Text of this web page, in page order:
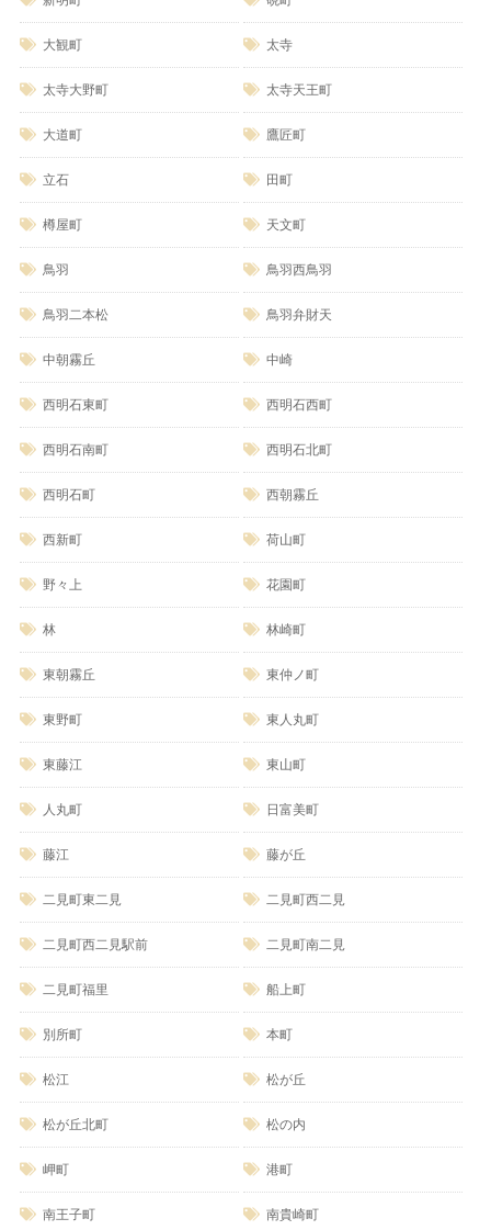
大観町 太寺
太寺大野町 太寺天王町
大道町 鷹匠町
立石 田町
樽屋町 天文町
鳥羽 鳥羽西鳥羽
鳥羽二本松 鳥羽弁財天
中朝霧丘 中崎
西明石東町 西明石西町
西明石南町 西明石北町
西明石町 西朝霧丘
西新町 荷山町
野々上 花園町
林 林崎町
東朝霧丘 東仲ノ町
東野町 東人丸町
東藤江 東山町
人丸町 日富美町
藤江 藤が丘
二見町東二見 二見町西二見
二見町西二見駅前 二見町南二見
二見町福里 船上町
別所町 本町
松江 松が丘
松が丘北町 松の内
岬町 港町
南王子町 南貴崎町